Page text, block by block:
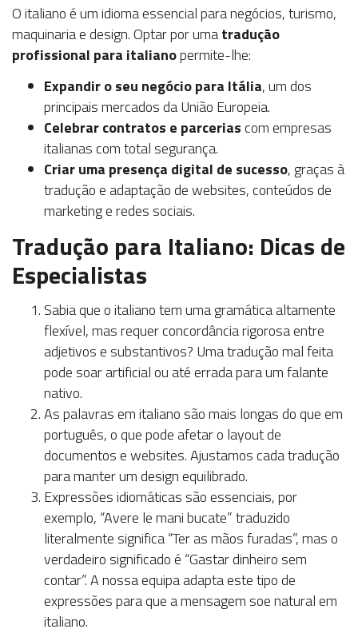
O italiano é um idioma essencial para negócios, turismo,
maquinaria e design. Optar por umatradução
profissional para italianopermite-lhe:
Expandir o seu negócio para Itália, um dos
principais mercados da União Europeia.
Celebrar contratos e parceriascom empresas
italianas com total segurança.
Criar uma presença digital de sucesso, graças à
tradução e adaptação de websites, conteúdos de
marketing e redes sociais.
Tradução para Italiano: Dicas de
Especialistas
Sabia que o italiano tem uma gramática altamente
flexível, mas requer concordância rigorosa entre
adjetivos e substantivos? Uma tradução mal feita
pode soar artificial ou até errada para um falante
nativo.
As palavras em italiano são mais longas do que em
português, o que pode afetar o layout de
documentos e websites. Ajustamos cada tradução
para manter um design equilibrado.
Expressões idiomáticas são essenciais, por
exemplo, “Avere le mani bucate” traduzido
literalmente significa “Ter as mãos furadas”, mas o
verdadeiro significado é “Gastar dinheiro sem
contar”. A nossa equipa adapta este tipo de
expressões para que a mensagem soe natural em
italiano.